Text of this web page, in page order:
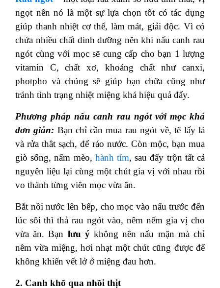
ngọt nên nó là một sự lựa chọn tốt có tác dụng
giúp thanh nhiệt cơ thể, làm mát, giải độc. Vì có
chứa nhiều chất dinh dưỡng nên khi nấu canh rau
ngót cùng với mọc sẽ cung cấp cho bạn 1 lượng
vitamin C, chất xơ, khoáng chất như canxi,
photpho và chúng sẽ giúp bạn chữa cũng như
tránh tình trạng nhiệt miệng khá hiệu quả đấy.
Phương pháp nấu canh rau ngót với mọc khá
đơn giản: Bạn chỉ cần mua rau ngót về, tẽ lấy lá
và rửa thât sạch, để ráo nước. Còn mộc, bạn mua
giò sống, nấm mèo, hành tím, sau đấy trộn tất cả
nguyên liệu lại cùng một chút gia vị với nhau rồi
vo thành từng viên mọc vừa ăn.
Bắt nồi nước lên bếp, cho mọc vào nấu trước đến
lúc sôi thì thả rau ngót vào, nêm nếm gia vị cho
vừa ăn. Bạn lưu ýkhông nên nấu mặn mà chỉ
nêm vừa miệng, hơi nhạt một chút cũng được để
không khiến vết lở ở miệng đau hơn.
2. Canh khổ qua nhồi thịt